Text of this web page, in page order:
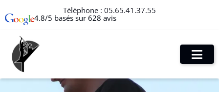
Téléphone : 05.65.41.37.55
4.8/5 basés sur 628 avis